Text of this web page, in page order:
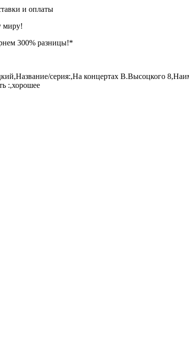
и оплаты
миру!
300% разницы!*
серия:,На концертах В.Высоцкого
:,хорошее